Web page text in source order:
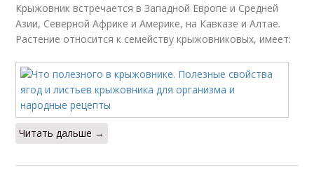
Крыжовник встречается в Западной Европе и Средней
Азии, Северной Африке и Америке, на Кавказе и Алтае.
Растение относится к семейству крыжовниковых, имеет:
Читать дальше →